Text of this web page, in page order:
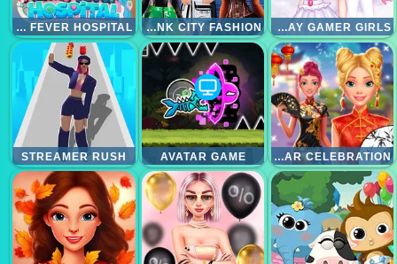
COSPLAY GAMER GIRLS
CYBERPUNK CITY FASHION
FUNNY FEVER HOSPITAL
ELLIE CHINESE NEW YEAR CELEBRATION
AVATAR GAME
STREAMER RUSH